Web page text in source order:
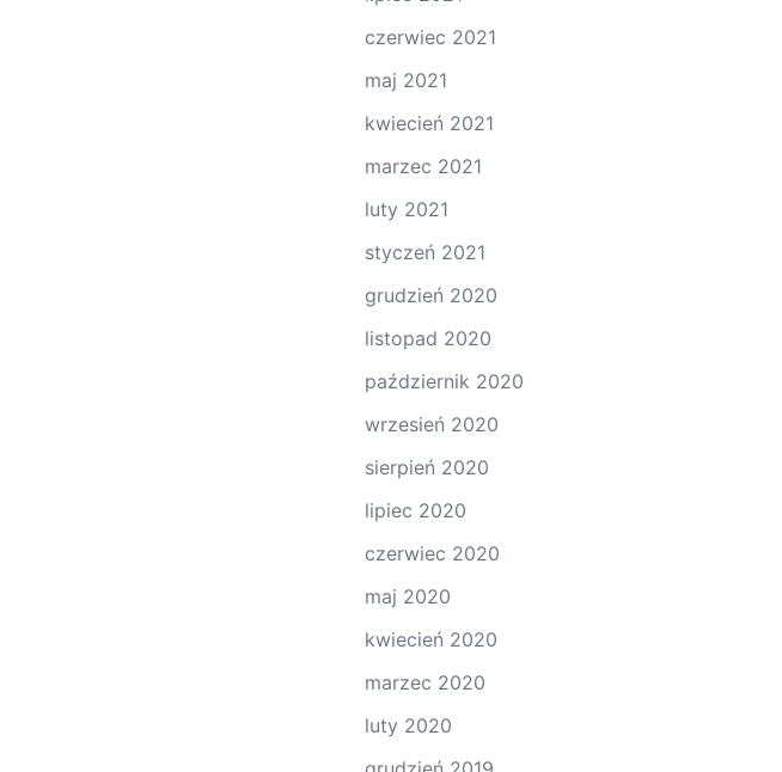
czerwiec 2021
maj 2021
kwiecień 2021
marzec 2021
luty 2021
styczeń 2021
grudzień 2020
listopad 2020
październik 2020
wrzesień 2020
sierpień 2020
lipiec 2020
czerwiec 2020
maj 2020
kwiecień 2020
marzec 2020
luty 2020